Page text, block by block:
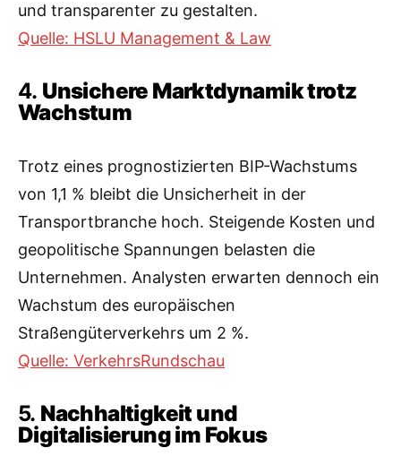
und transparenter zu gestalten.
Quelle: HSLU Management & Law
4. Unsichere Marktdynamik trotz
Wachstum
Trotz eines prognostizierten BIP-Wachstums
von 1,1 % bleibt die Unsicherheit in der
Transportbranche hoch. Steigende Kosten und
geopolitische Spannungen belasten die
Unternehmen. Analysten erwarten dennoch ein
Wachstum des europäischen
Straßengüterverkehrs um 2 %.
Quelle: VerkehrsRundschau
5. Nachhaltigkeit und
Digitalisierung im Fokus